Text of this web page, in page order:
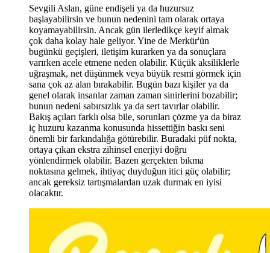
Sevgili Aslan, güne endişeli ya da huzursuz
başlayabilirsin ve bunun nedenini tam olarak ortaya
koyamayabilirsin. Ancak gün ilerledikçe keyif almak
çok daha kolay hale geliyor. Yine de Merkür'ün
bugünkü geçişleri, iletişim kurarken ya da sonuçlara
varırken acele etmene neden olabilir. Küçük aksiliklerle
uğraşmak, net düşünmek veya büyük resmi görmek için
sana çok az alan bırakabilir. Bugün bazı kişiler ya da
genel olarak insanlar zaman zaman sinirlerini bozabilir;
bunun nedeni sabırsızlık ya da sert tavırlar olabilir.
Bakış açıları farklı olsa bile, sorunları çözme ya da biraz
iç huzuru kazanma konusunda hissettiğin baskı seni
önemli bir farkındalığa götürebilir. Buradaki püf nokta,
ortaya çıkan ekstra zihinsel enerjiyi doğru
yönlendirmek olabilir. Bazen gerçekten bıkma
noktasına gelmek, ihtiyaç duyduğun itici güç olabilir;
ancak gereksiz tartışmalardan uzak durmak en iyisi
olacaktır.